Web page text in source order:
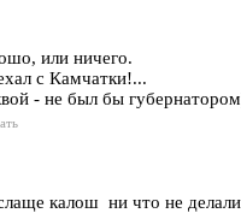
или ничего.
с Камчатки!...
- не был бы
калош ни что не